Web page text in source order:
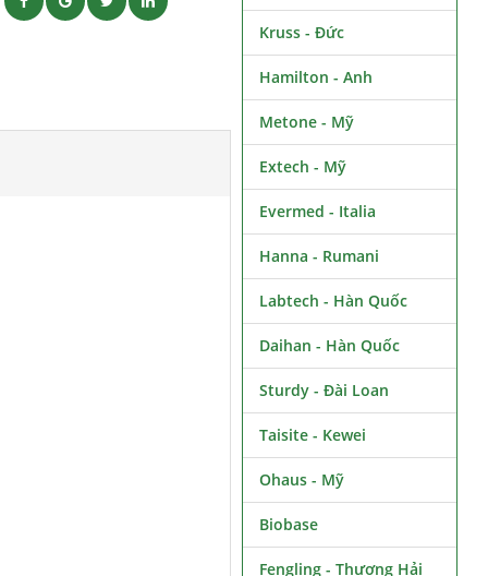
Kruss - Đức
Hamilton - Anh
Metone - Mỹ
Extech - Mỹ
Evermed - Italia
Hanna - Rumani
Labtech - Hàn Quốc
Daihan - Hàn Quốc
Sturdy - Đài Loan
Taisite - Kewei
Ohaus - Mỹ
Biobase
Fengling - Thượng Hải